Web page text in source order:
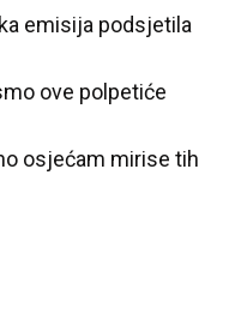
emisija podsjetila
ove polpetiće
osjećam mirise tih